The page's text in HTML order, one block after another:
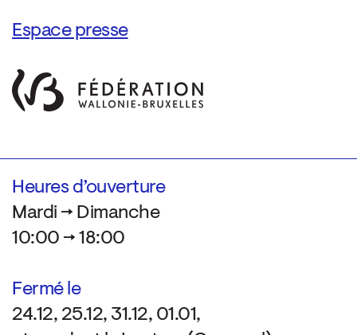
Espace presse
Heures d’ouverture
Mardi → Dimanche
10:00 → 18:00
Fermé le
24.12, 25.12, 31.12, 01.01,